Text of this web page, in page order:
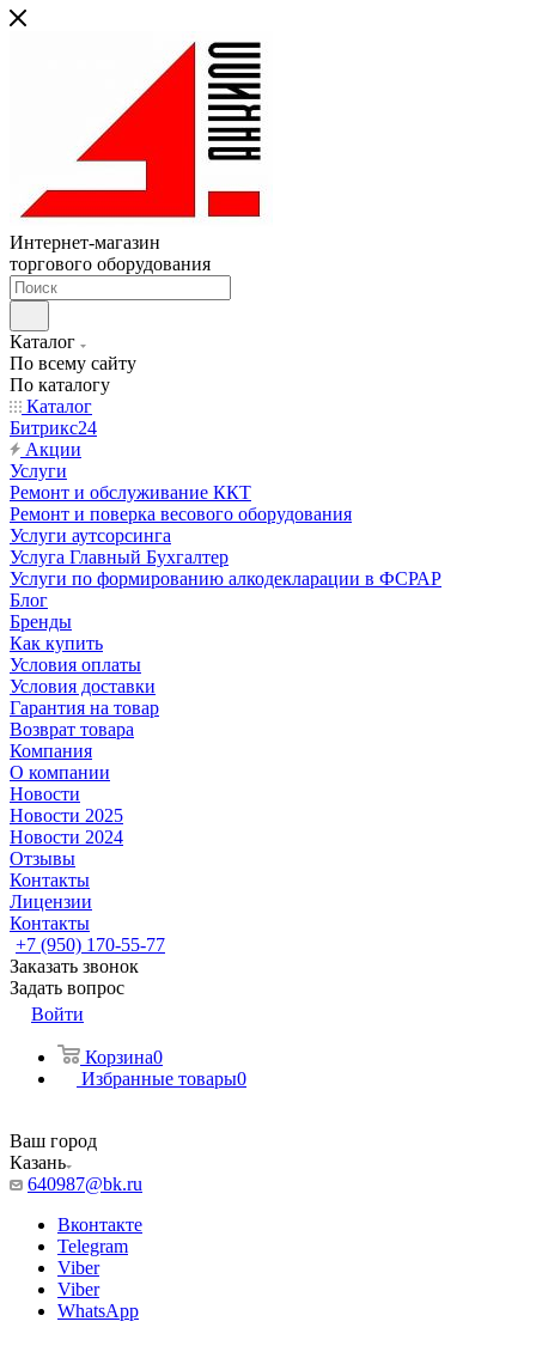
Интернет-магазин
торгового оборудования
Каталог
По всему сайту
По каталогу
Каталог
Битрикс24
Акции
Услуги
Ремонт и обслуживание ККТ
Ремонт и поверка весового оборудования
Услуги аутсорсинга
Услуга Главный Бухгалтер
Услуги по формированию алкодекларации в ФСРАР
Блог
Бренды
Как купить
Условия оплаты
Условия доставки
Гарантия на товар
Возврат товара
Компания
О компании
Новости
Новости 2025
Новости 2024
Отзывы
Контакты
Лицензии
Контакты
+7 (950) 170-55-77
Заказать звонок
Задать вопрос
Войти
Корзина0
Избранные товары0
Ваш город
Казань
640987@bk.ru
Вконтакте
Telegram
Viber
Viber
WhatsApp